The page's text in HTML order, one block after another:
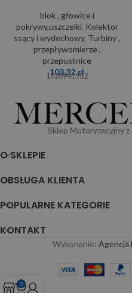
blok , głowice i
pokrywy,uszczelki, Kolektor
ssący i wydechowy, Turbiny ,
przepływomierze ,
przepustnice
103,32zł
1020941982
Sklep Motoryzacyjny z
O SKLEPIE
OBSŁUGA KLIENTA
POPULARNE KATEGORIE
KONTAKT
Wykonanie: Agencja
0